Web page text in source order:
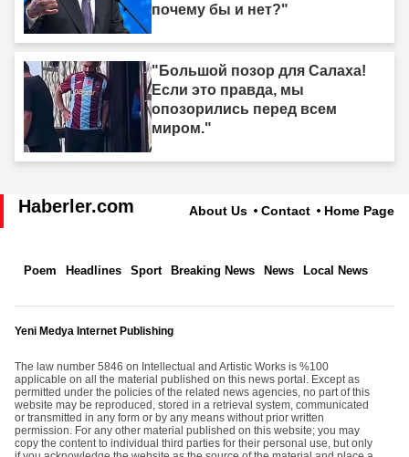
почему бы и нет?"
"Большой позор для Салаха!
Если это правда, мы
опозорились перед всем
миром."
Haberler.com About Us Contact Home Page
Poem Headlines Sport Breaking News News Local News
Yeni Medya Internet Publishing
The law number 5846 on Intellectual and Artistic Works is %100
applicable on all the material published on this news portal. Except as
permitted under the policies of the related news agencies, no part of this
website may be reproduced, stored in a retrieval system, communicated
or transmitted in any form or by any means without prior written
permission. For any other material published on this website; you may
copy the content to individual third parties for their personal use, but only